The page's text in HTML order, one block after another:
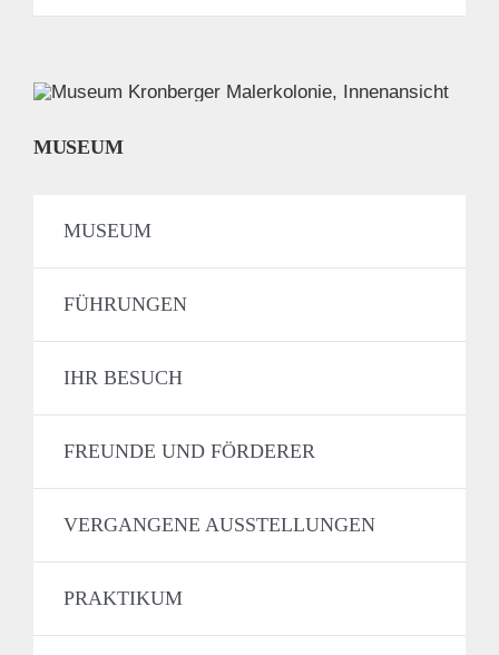
MUSEUM
MUSEUM
FÜHRUNGEN
IHR BESUCH
FREUNDE UND FÖRDERER
VERGANGENE AUSSTELLUNGEN
PRAKTIKUM